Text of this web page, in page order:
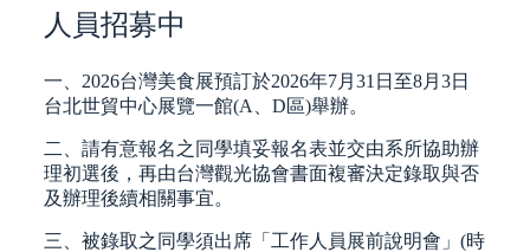
人員招募中
一、2026台灣美食展預訂於2026年7月31日至8月3日
台北世貿中心展覽一館(A、D區)舉辦。
二、請有意報名之同學填妥報名表並交由系所協助辦
理初選後，再由台灣觀光協會書面複審決定錄取與否
及辦理後續相關事宜。
三、被錄取之同學須出席「工作人員展前說明會」(時